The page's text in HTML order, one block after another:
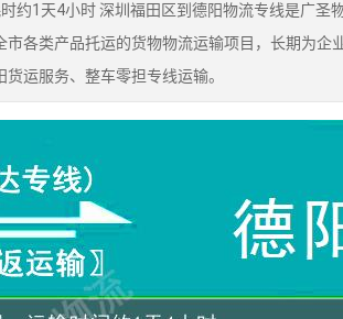
1天4小时 深圳福田区到德阳物流专线是广圣
各类产品托运的货物物流运输项目，长期为企
运服务、整车零担专线运输。